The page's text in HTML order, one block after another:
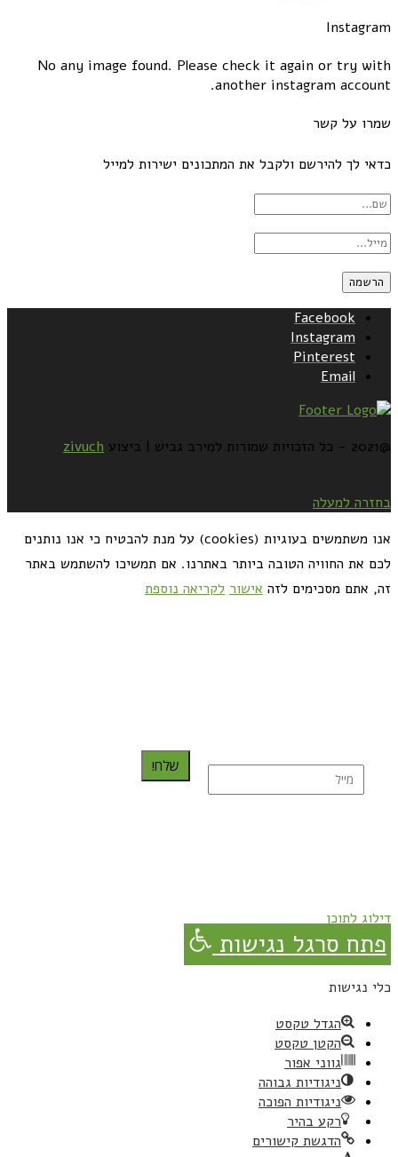
Instagram
No any image found. Please check it again or try with
another instagram account.
שמרו על קשר
כדאי לך להירשם ולקבל את המתכונים ישירות למייל
Facebook
Instagram
Pinterest
Email
@2021 - כל הזכויות שמורות למירב גביש | ביצוע zivuch
בחזרה למעלה
אנו משתמשים בעוגיות (cookies) על מנת להבטיח כי אנו נותנים
לכם את החוויה הטובה ביותר באתרנו. אם תמשיכו להשתמש באתר
זה, אתם מסכימים לזה אישור לקריאה נוספת
שלח!
דילוג לתוכן
פתח סרגל נגישות
כלי נגישות
הגדל טקסט
הקטן טקסט
גווני אפור
ניגודיות גבוהה
ניגודיות הפוכה
רקע בהיר
הדגשת קישורים